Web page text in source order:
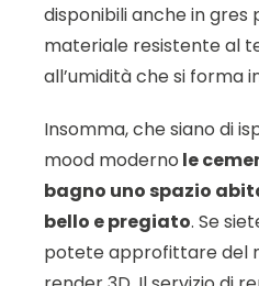
disponibili anche in gres
materiale resistente al
all’umidità che si forma
Insomma, che siano di
mood moderno le
bagno uno spazio
bello e pregiato. Se
potete approfittare del